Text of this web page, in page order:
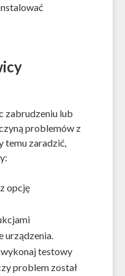
zabrudzeniu lub
problemów z
temu zaradzić,
opcję
urządzenia.
testowy
problem został